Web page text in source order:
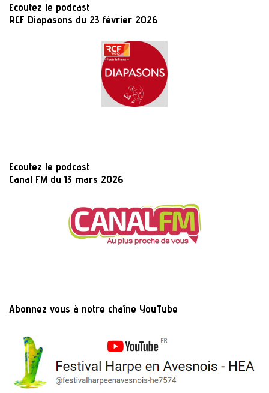
Ecoutez le podcast
RCF Diapasons du 23 février 2026
Ecoutez le podcast
Canal FM du 13 mars 2026
Abonnez vous à notre chaîne YouTube